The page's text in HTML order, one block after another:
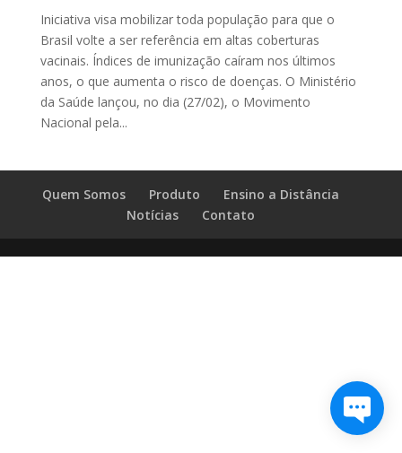
Iniciativa visa mobilizar toda população para que o
Brasil volte a ser referência em altas coberturas
vacinais. Índices de imunização caíram nos últimos
anos, o que aumenta o risco de doenças. O Ministério
da Saúde lançou, no dia (27/02), o Movimento
Nacional pela...
Quem Somos Produto
Ensino a Distância
Notícias
Contato